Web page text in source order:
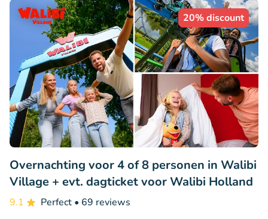
20% discount
Overnachting voor 4 of 8 personen in Walibi
Village + evt. dagticket voor Walibi Holland
9.1 Perfect • 69 reviews